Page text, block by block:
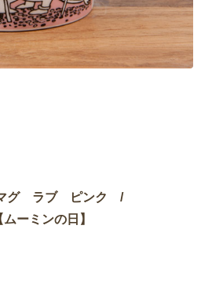
グ ラブ ピンク /
ミンの日】